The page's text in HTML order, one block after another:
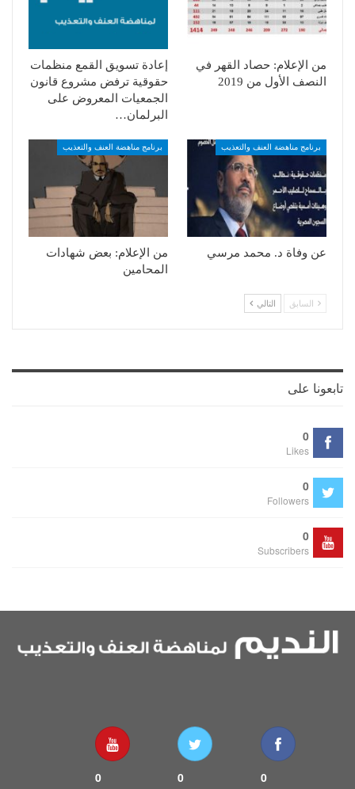
من الإعلام: حصاد القهر في
النصف الأول من 2019
إعادة تسويق القمع منظمات
حقوقية ترفض مشروع قانون
الجمعيات المعروض على
البرلمان…
برنامج مناهضة العنف والتعذيب
عن وفاة د. محمد مرسي
برنامج مناهضة العنف والتعذيب
من الإعلام: بعض شهادات
المحامين
السابق التالي
تابعونا على
0
Likes
0
Followers
0
Subscribers
0
0
0